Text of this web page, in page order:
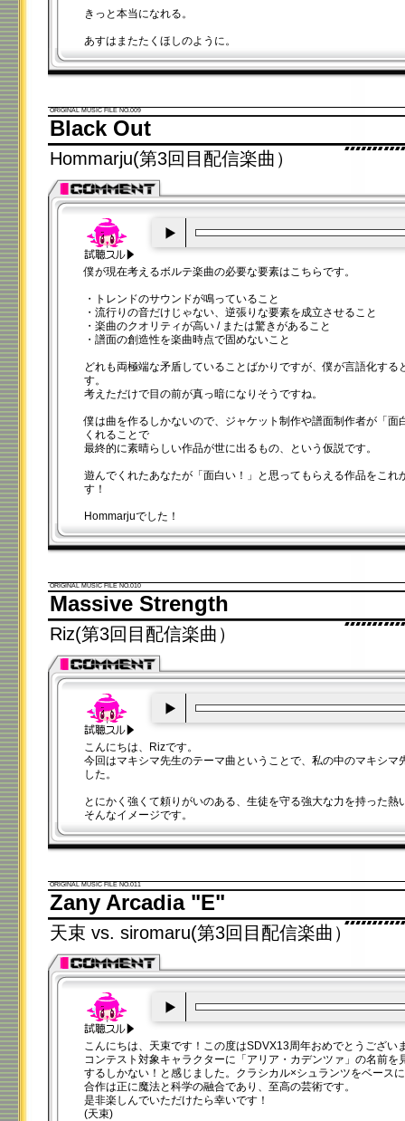
きっと本当になれる。
あすはまたたくほしのように。
ORIGINAL MUSIC FILE NO.009
Black Out
Hommarju(第3回目配信楽曲）
僕が現在考えるボルテ楽曲の必要な要素はこちらです。
・トレンドのサウンドが鳴っていること
・流行りの音だけじゃない、逆張りな要素を成立させること
・楽曲のクオリティが高い / または驚きがあること
・譜面の創造性を楽曲時点で固めないこと
どれも両極端な矛盾していることばかりですが、僕が言語化する
す。
考えただけで目の前が真っ暗になりそうですね。
僕は曲を作るしかないので、ジャケット制作や譜面制作者が「面
くれることで
最終的に素晴らしい作品が世に出るもの、という仮説です。
遊んでくれたあなたが「面白い！」と思ってもらえる作品をこれ
す！
Hommarjuでした！
ORIGINAL MUSIC FILE NO.010
Massive Strength
Riz(第3回目配信楽曲）
こんにちは、Rizです。
今回はマキシマ先生のテーマ曲ということで、私の中のマキシマ
した。
とにかく強くて頼りがいのある、生徒を守る強大な力を持った熱
そんなイメージです。
ORIGINAL MUSIC FILE NO.011
Zany Arcadia "E"
天束 vs. siromaru(第3回目配信楽曲）
こんにちは、天束です！この度はSDVX13周年おめでとうござい
コンテスト対象キャラクターに「アリア・カデンツァ」の名前を
するしかない！と感じました。クラシカル×シュランツをベース
合作は正に魔法と科学の融合であり、至高の芸術です。
是非楽しんでいただけたら幸いです！
(天束)